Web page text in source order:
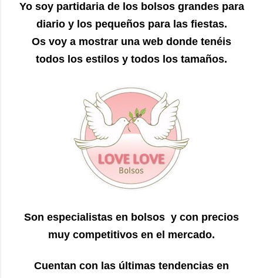
Yo soy partidaria de los bolsos grandes para
diario y los pequeños para las fiestas.
Os voy a mostrar una web donde tenéis
todos los estilos y todos los tamaños.
Son especialistas en bolsos y con precios
muy competitivos en el mercado.
Cuentan con las últimas tendencias en